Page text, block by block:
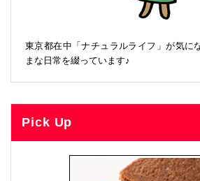
東京都在中「ナチュラルライフ」が気に
まな日常を綴っています♪
Pick Up